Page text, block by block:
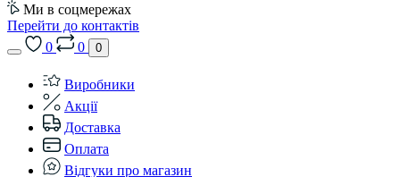
Ми в соцмережах
Перейти до контактів
0
0 0
Виробники
Акції
Доставка
Оплата
Відгуки про магазин